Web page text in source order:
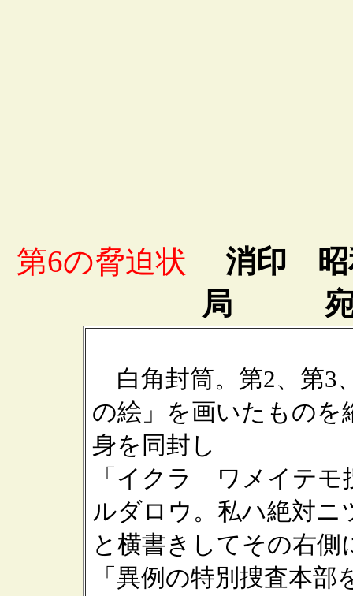
第6の脅迫状
消印 昭
局 宛
白角封筒。第2、第3
の絵」を画いたものを
身を同封し
「イクラ ワメイテモ
ルダロウ。私ハ絶対ニ
と横書きしてその右側
「異例の特別捜査本